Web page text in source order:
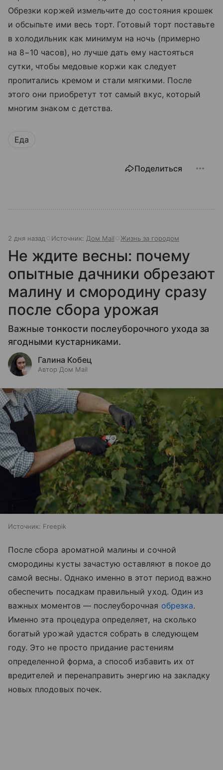
Обрезки коржей измельчите до состояния крошек
и обсыпьте ими весь торт. Готовый торт поставьте
в холодильник как минимум на ночь (примерно
на 8−10 часов), но лучше дать ему настояться
сутки, чтобы медовые коржи как следует
пропитались кремом и стали мягкими. После
этого они приобретут тот самый вкус, который
многим знаком с детства.
Еда
Поделиться
2 дня назад Источник: Дом Mail Жизнь за городом
Не ждите весны: почему
опытные дачники обрезают
малину и смородину сразу
после сбора урожая
Важные тонкости послеуборочного ухода за
ягодными кустарниками.
Галина Кобец
Автор Дом Mail
Источник: Freepik
После сбора ароматной малины и сочной
смородины кусты зачастую оставляют в покое до
самой весны. Однако именно в этот период важно
обеспечить посадкам правильный уход. Один из
важных моментов — послеуборочная обрезка.
Именно эта процедура определяет, на сколько
богатый урожай удастся собрать в следующем
году. Это не просто придание растениям
определенной форма, а способ избавить их от
вредителей и перенаправить энергию на закладку
новых плодовых почек.